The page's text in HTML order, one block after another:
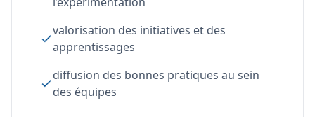
valorisation des initiatives et des
apprentissages
diffusion des bonnes pratiques au sein
des équipes